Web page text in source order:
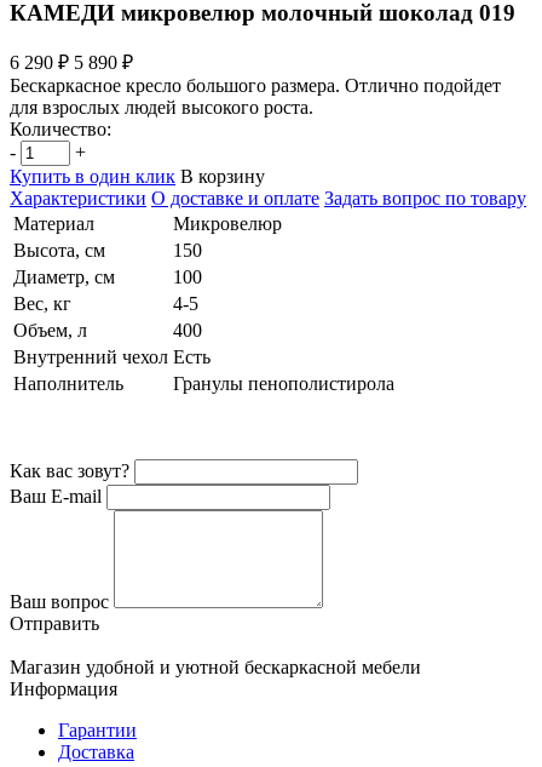
КАМЕДИ микровелюр молочный шоколад 019
6 290 ₽ 5 890 ₽
Бескаркасное кресло большого размера. Отлично подойдет
для взрослых людей высокого роста.
Количество:
-
+
Купить в один клик В корзину
Характеристики О доставке и оплате Задать вопрос по товару
Материал
Микровелюр
Высота, см
150
Диаметр, см
100
Вес, кг
4-5
Объем, л
400
Внутренний чехол Есть
Наполнитель
Гранулы пенополистирола
Как вас зовут?
Ваш E-mail
Ваш вопрос
Отправить
Магазин удобной и уютной бескаркасной мебели
Информация
Гарантии
Доставка